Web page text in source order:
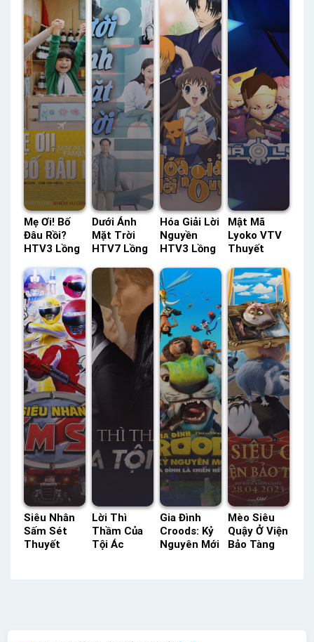
Mẹ Ơi! Bố
Đâu Rồi?
HTV3 Lồng
Status: HD
Lồng Tiếng
Dưới Ánh
Mặt Trời
HTV7 Lồng
Status: 40 /
40 Lồng
Tiếng
Hóa Giải Lời
Nguyền
HTV3 Lồng
Status: 25 /
25 Lồng
Tiếng
Mật Mã
Lyoko VTV
Thuyết
Status: 97 /
97 Thuyết
Minh
Siêu Nhân
Sấm Sét
Thuyết
Lời Thì
Thầm Của
Tội Ác
Gia Đình
Croods: Kỷ
Nguyên Mới
Mèo Siêu
Quậy Ở Viện
Bảo Tàng